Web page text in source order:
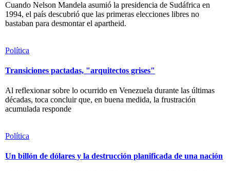
Cuando Nelson Mandela asumió la presidencia de Sudáfrica en
1994, el país descubrió que las primeras elecciones libres no
bastaban para desmontar el apartheid.
Política
Transiciones pactadas, "arquitectos grises"
Al reflexionar sobre lo ocurrido en Venezuela durante las últimas
décadas, toca concluir que, en buena medida, la frustración
acumulada responde
Política
Un billón de dólares y la destrucción planificada de una nación